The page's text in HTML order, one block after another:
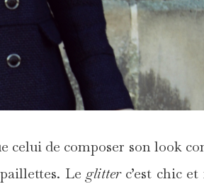
celui de composer son look
paillettes. Leglitterc’est chic et